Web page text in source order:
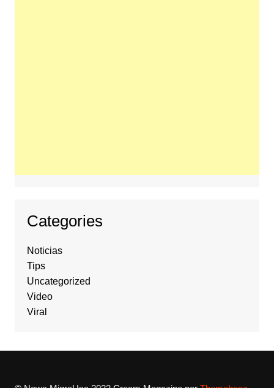
Categories
Noticias
Tips
Uncategorized
Video
Viral